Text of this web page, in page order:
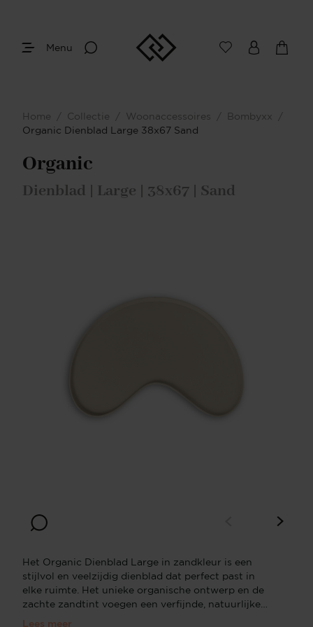
Menu
Home / Collectie / Woonaccessoires / Bombyxx
/
Organic Dienblad Large 38x67 Sand
Organic
Dienblad | Large | 38x67 | Sand
Het Organic Dienblad Large in zandkleur is een
stijlvol en veelzijdig dienblad dat perfect past in
elke ruimte. Het unieke organische ontwerp en de
zachte zandtint voegen een verfijnde, natuurlijke
Lees meer